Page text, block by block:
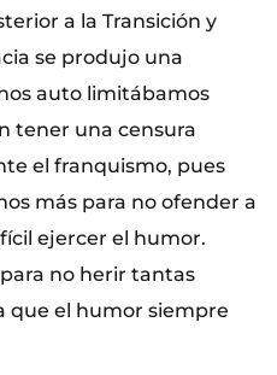
a la Transición y
se produjo una
auto limitábamos
tener una censura
el franquismo, pues
más para no ofender a
ejercer el humor.
no herir tantas
que el humor siempre